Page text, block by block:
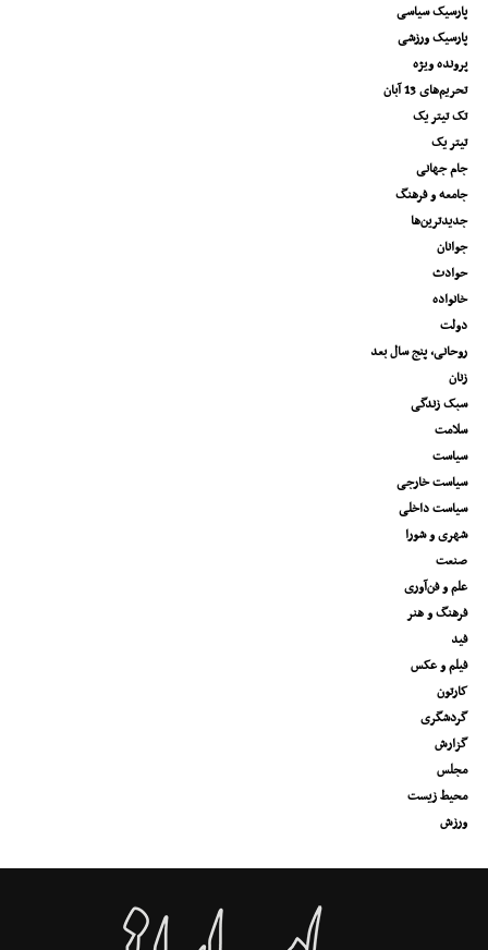
پارسیک سیاسی
پارسیک ورزشی
پرونده ویژه
تحریم‌های 13 آبان
تک تیتر یک
تیتر یک
جام جهانی
جامعه و فرهنگ
جدیدترین‌ها
جوانان
حوادث
خانواده
دولت
روحانی، پنج سال بعد
زنان
سبک زندگی
سلامت
سیاست
سیاست خارجی
سیاست داخلی
شهری و شورا
صنعت
علم و فن‌آوری
فرهنگ و هنر
فید
فیلم و عکس
کارتون
گردشگری
گزارش
مجلس
محیط زیست
ورزش